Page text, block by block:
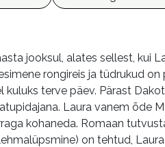
jooksul, alates sellest, kui
rongireis ja tüdrukud
terve päev. Pärast
Laura vanem õde
kohaneda. Romaan
on tehtud,